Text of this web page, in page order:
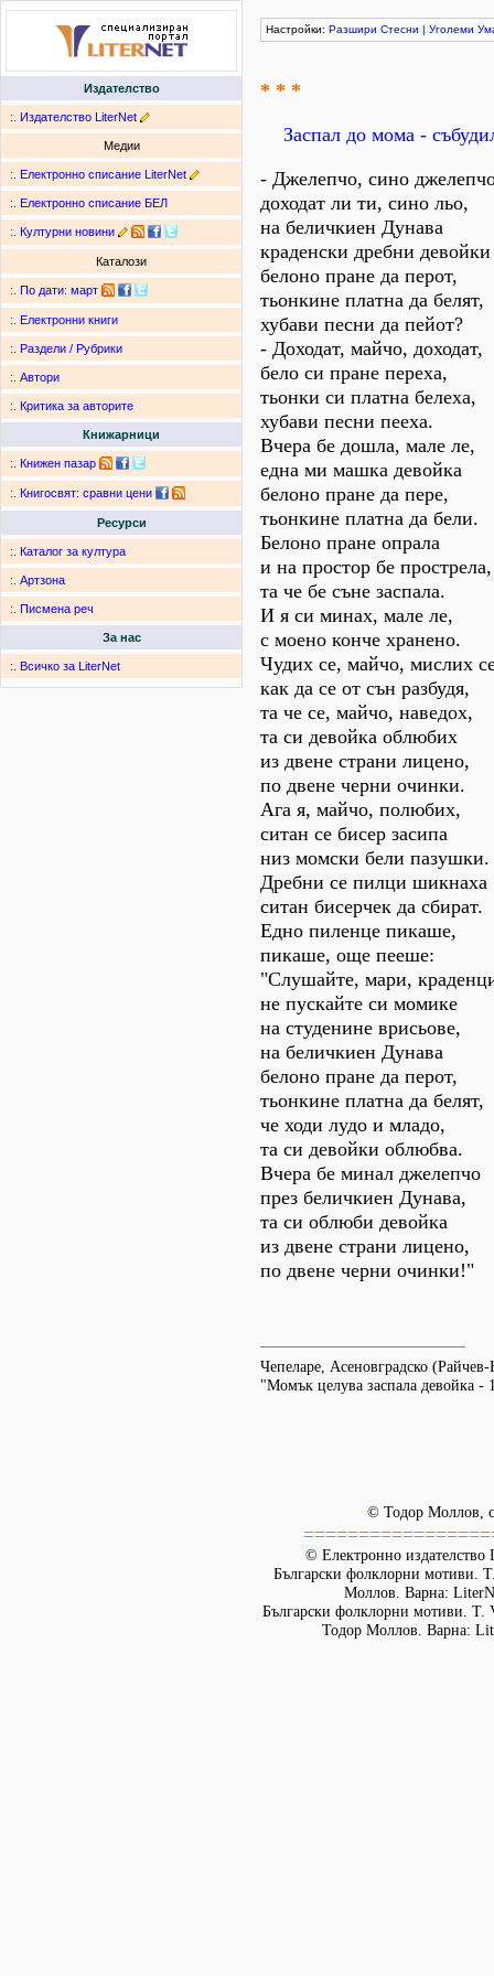
Издателство
:. Издателство LiterNet
Медии
:. Електронно списание LiterNet
:. Електронно списание БЕЛ
:. Културни новини
Каталози
:. По дати: март
:. Електронни книги
:. Раздели / Рубрики
:. Автори
:. Критика за авторите
Книжарници
:. Книжен пазар
:. Книгосвят: сравни цени
Ресурси
:. Каталог за култура
:. Артзона
:. Писмена реч
За нас
:. Всичко за LiterNet
Настройки: Разшири Стесни | Уголеми
* * *
Заспал до мома -
- Джелепчо, сино
доходат ли ти, сино льо,
на беличкиен Дунава
краденски дребни девойки
белоно пране да перот,
тьонкине платна да белят,
хубави песни да пейот?
- Доходат, майчо, доходат,
бело си пране переха,
тьонки си платна белеха,
хубави песни пееха.
Вчера бе дошла, мале ле,
една ми машка девойка
белоно пране да пере,
тьонкине платна да бели.
Белоно пране опрала
и на простор бе прострела,
та че бе съне заспала.
И я си минах, мале ле,
с моено конче хранено.
Чудих се, майчо, мислих
как да се от сън разбудя,
та че се, майчо, наведох,
та си девойка облюбих
из двене страни лицено,
по двене черни очинки.
Ага я, майчо, полюбих,
ситан се бисер засипа
низ момски бели пазушки.
Дребни се пилци шикнаха
ситан бисерчек да сбират.
Едно пиленце пикаше,
пикаше, още пееше:
"Слушайте, мари,
не пускайте си момике
на студенине врисьове,
на беличкиен Дунава
белоно пране да перот,
тьонкине платна да белят,
че ходи лудо и младо,
та си девойки облюбва.
Вчера бе минал джелепчо
през беличкиен Дунава,
та си облюби девойка
из двене страни лицено,
по двене черни очинки!"
Чепеларе, Асеновградско
"Момък целува заспала девойка -
© Тодор Моллов,
© Електронно издателство
Български фолклорни мотиви.
Моллов. Варна:
Български фолклорни мотиви. Т.
Тодор Моллов. Варна: